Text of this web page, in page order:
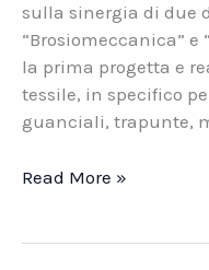
sulla sinergia di due
“Brosiomeccanica” e
la prima progetta e
tessile, in specifico
guanciali, trapunte,
G
Read More »